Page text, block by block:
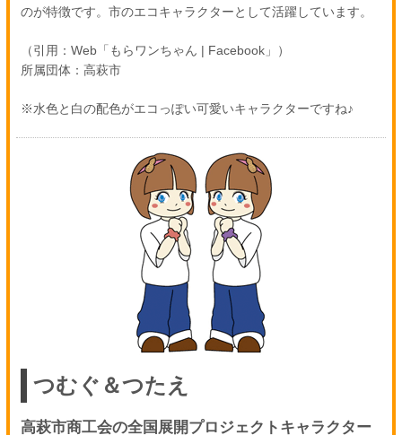
のが特徴です。市のエコキャラクターとして活躍しています。
（引用：Web「もらワンちゃん | Facebook」）
所属団体：高萩市
※水色と白の配色がエコっぽい可愛いキャラクターですね♪
つむぐ＆つたえ
高萩市商工会の全国展開プロジェクトキャラクター